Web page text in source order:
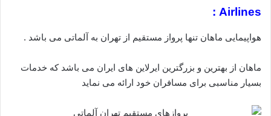
Airlines :
هواپیمایی ماهان تنها پرواز مستقیم از تهران به آلماتی می باشد .
ماهان از بهترین و بزرگترین ایرلاین های ایران می باشد که خدمات
بسیار مناسبی برای مسافران خود ارائه می نماید